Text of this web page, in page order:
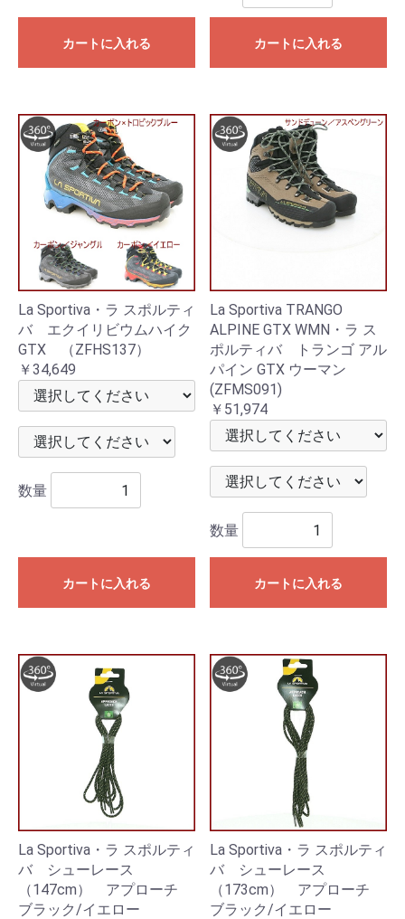
カートに入れる カートに入れる
La Sportiva・ラ スポルティ
バ エクイリビウムハイク
GTX （ZFHS137）
￥34,649
数量
カートに入れる
La Sportiva TRANGO
ALPINE GTX WMN・ラ ス
ポルティバ トランゴ アル
パイン GTX ウーマン
(ZFMS091)
￥51,974
数量
カートに入れる
La Sportiva・ラ スポルティ
バ シューレース
（147cm） アプローチ
ブラック/イエロー
La Sportiva・ラ スポルティ
バ シューレース
（173cm） アプローチ
ブラック/イエロー